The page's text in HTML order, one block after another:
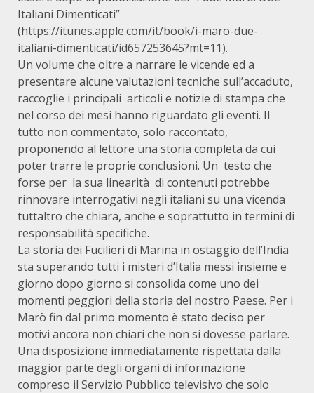
Italiani Dimenticati”
(https://itunes.apple.com/it/book/i-maro-due-
italiani-dimenticati/id657253645?mt=11).
Un volume che oltre a narrare le vicende ed a
presentare alcune valutazioni tecniche sull’accaduto,
raccoglie i principali articoli e notizie di stampa che
nel corso dei mesi hanno riguardato gli eventi. Il
tutto non commentato, solo raccontato,
proponendo al lettore una storia completa da cui
poter trarre le proprie conclusioni. Un testo che
forse per la sua linearità di contenuti potrebbe
rinnovare interrogativi negli italiani su una vicenda
tuttaltro che chiara, anche e soprattutto in termini di
responsabilità specifiche.
La storia dei Fucilieri di Marina in ostaggio dell’India
sta superando tutti i misteri d’Italia messi insieme e
giorno dopo giorno si consolida come uno dei
momenti peggiori della storia del nostro Paese. Per i
Marò fin dal primo momento è stato deciso per
motivi ancora non chiari che non si dovesse parlare.
Una disposizione immediatamente rispettata dalla
maggior parte degli organi di informazione
compreso il Servizio Pubblico televisivo che solo